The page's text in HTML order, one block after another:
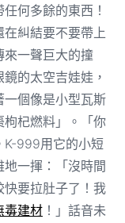
何多餘的東西！
糾結要不要帶上
來一聲巨大的撞
的太空吉娃娃，
一個像是小型瓦斯
杞燃料」。「你
999用它的小短
一揮：「沒時間
快要拉肚子了！我
毒建材！」話音未